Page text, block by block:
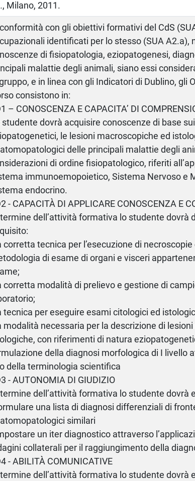
Milano, 2011.
con gli obiettivi formativi del CdS
identificati per lo stesso (SUA A2.a),
di fisiopatologia, eziopatogenesi,
malattie degli animali, siano essi
e in linea con gli Indicatori di Dublino, gli
consistono in:
– CONOSCENZA E CAPACITA’ DI
studente dovrà acquisire conoscenze di base
le lesioni macroscopiche ed
delle principali malattie degli
di ordine fisiopatologico, riferiti
immunoemopoietico, Sistema Nervoso e
endocrino.
- CAPACITÀ DI APPLICARE CONOSCENZA E
dell’attività formativa lo studente dovrà
corretta tecnica per l’esecuzione di
di esame di organi e visceri
corretta modalità di prelievo e gestione di
tecnica per eseguire esami citologici ed
modalità necessaria per la descrizione di
con riferimenti di natura
della diagnosi morfologica di I livello
della terminologia scientifica
- AUTONOMIA DI GIUDIZIO
dell’attività formativa lo studente dovrà
una lista di diagnosi differenziali di
similari
un iter diagnostico attraverso
collaterali per il raggiungimento della
- ABILITÀ COMUNICATIVE
dell’attività formativa lo studente dovrà